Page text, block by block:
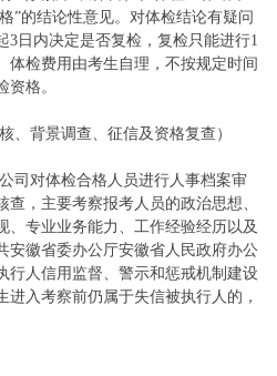
”的结论性意见。对体检结论有疑问
3日内决定是否复检，复检只能进行1
体检费用由考生自理，不按规定时间
资格。
、背景调查、征信及资格复查）
司对体检合格人员进行人事档案审
，主要考察报考人员的政治思想、
、专业业务能力、工作经验经历以及
安徽省委办公厅安徽省人民政府办公
行人信用监督、警示和惩戒机制建设
入考察前仍属于失信被执行人的，